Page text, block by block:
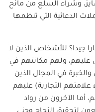
وشراء السلع من مانح
الدعائية التي تنظمها
جيدا؟ للأشخاص الذين لا
عليهم، ولهم مكانتهم في
في المجال الذين
علامتهم التجارية) عليهم
أما الآخرون من رواد